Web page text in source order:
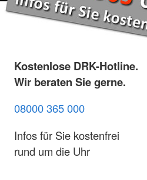
Kostenlose DRK-Hotline.
Wir beraten Sie gerne.
08000 365 000
Infos für Sie kostenfrei
rund um die Uhr